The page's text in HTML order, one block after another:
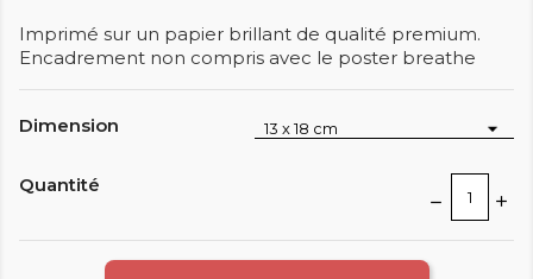
Imprimé sur un papier brillant de qualité premium.
Encadrement non compris avec le poster breathe
Dimension
Quantité